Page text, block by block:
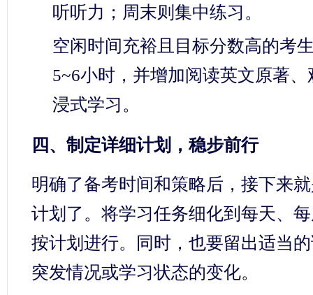
听听力；周末则集中练习。
空闲时间充裕且目标分数高的考
5~6小时，并增加阅读英文原著
浸式学习。
四、制定详细计划，稳步前行
明确了备考时间和策略后，接下来
计划了。将学习任务细化到每天、
按计划进行。同时，也要留出适当
突发情况或学习状态的变化。